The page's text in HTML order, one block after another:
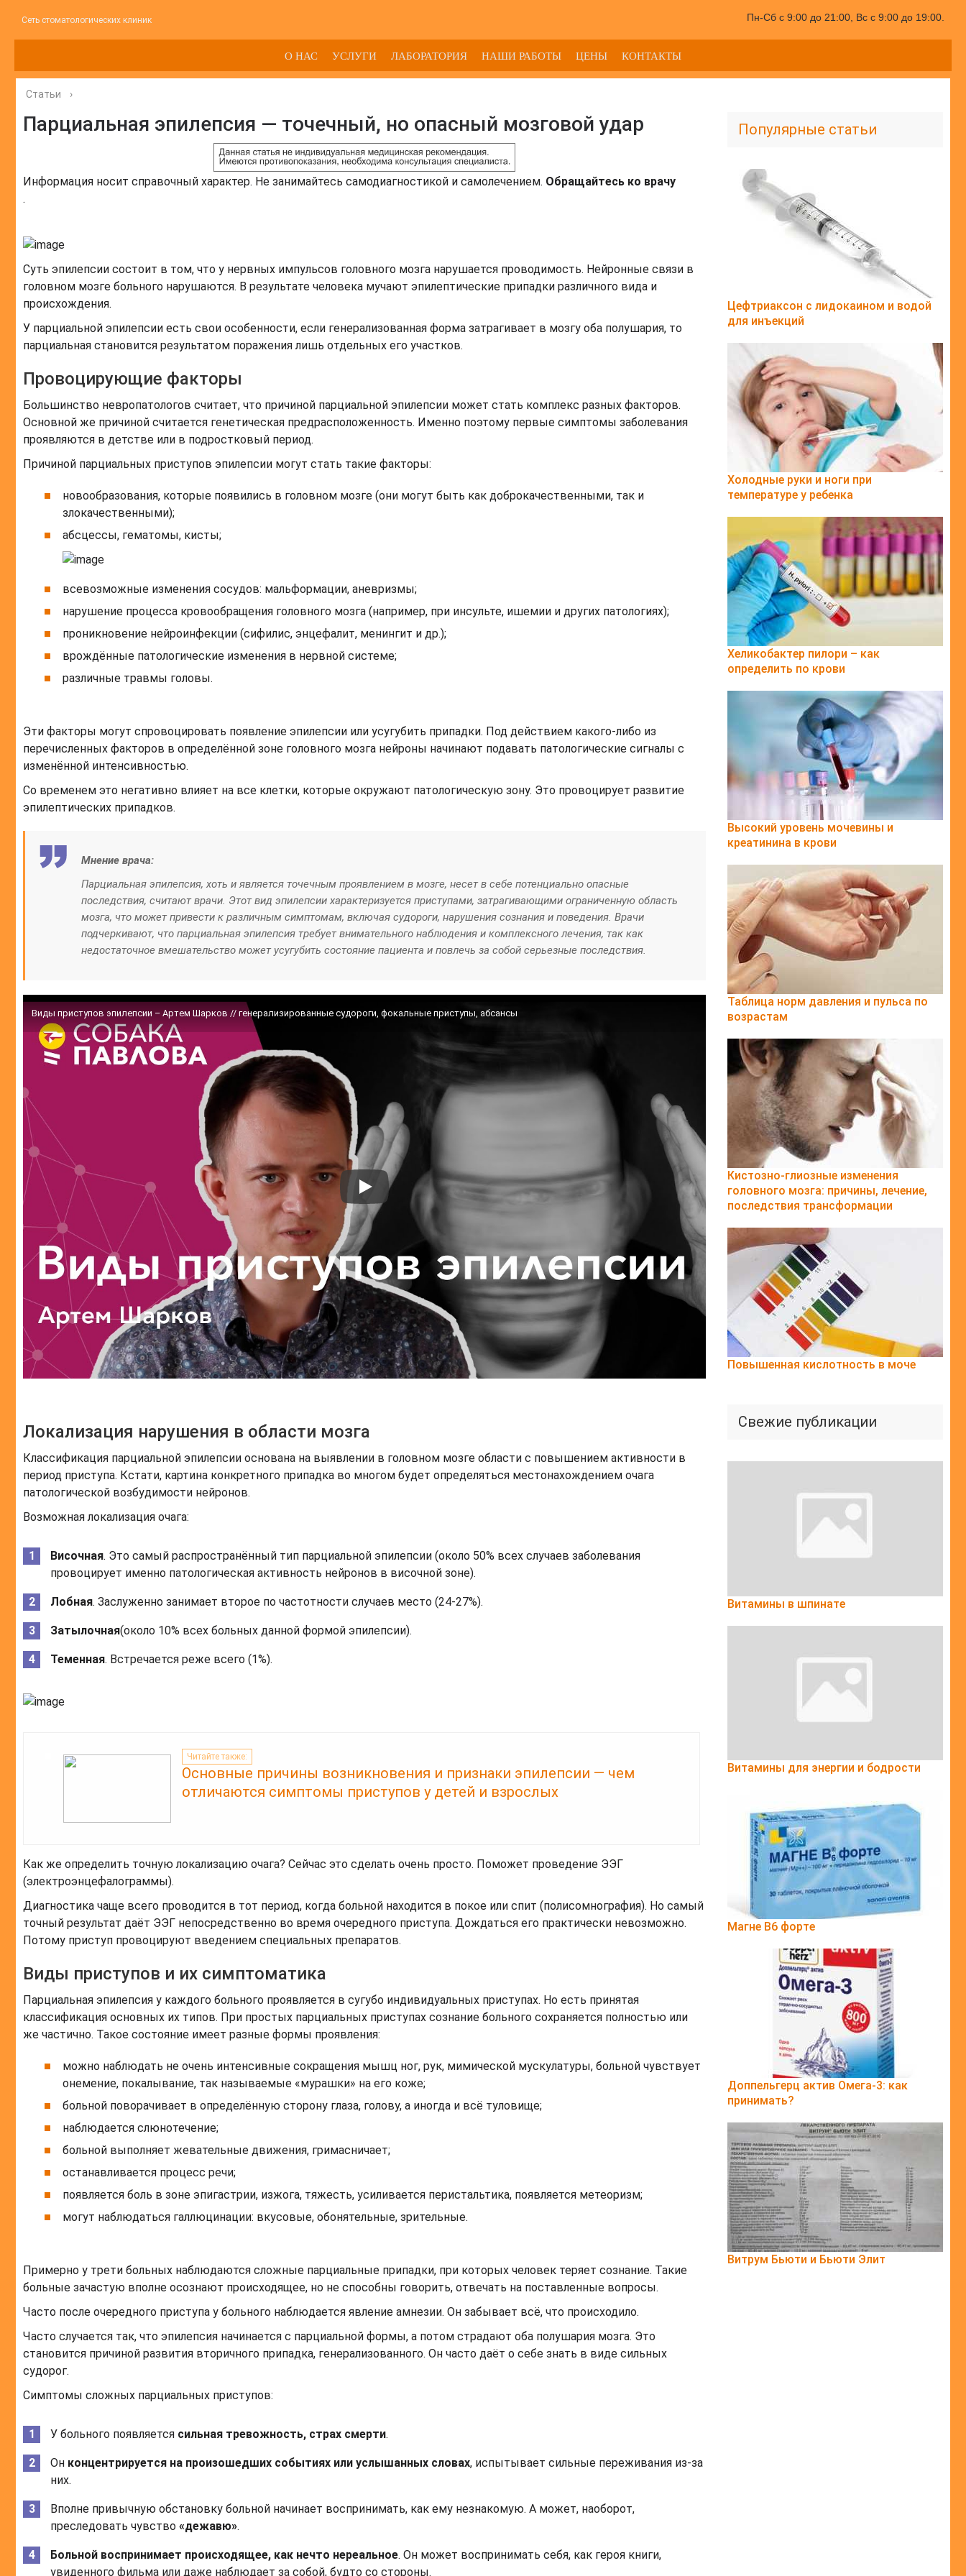
Сеть стоматологических клиник Пн-Сб с 9:00 до 21:00, Вс с 9:00 до 19:00.
О НАС УСЛУГИ ЛАБОРАТОРИЯ НАШИ РАБОТЫ ЦЕНЫ КОНТАКТЫ
Статьи ›
Парциальная эпилепсия — точечный, но опасный мозговой удар
Информация носит справочный характер. Не занимайтесь самодиагностикой и самолечением. Обращайтесь ко врачу
.
Суть эпилепсии состоит в том, что у нервных импульсов головного мозга нарушается проводимость. Нейронные связи в
головном мозге больного нарушаются. В результате человека мучают эпилептические припадки различного вида и
происхождения.
У парциальной эпилепсии есть свои особенности, если генерализованная форма затрагивает в мозгу оба полушария, то
парциальная становится результатом поражения лишь отдельных его участков.
Провоцирующие факторы
Большинство невропатологов считает, что причиной парциальной эпилепсии может стать комплекс разных факторов.
Основной же причиной считается генетическая предрасположенность. Именно поэтому первые симптомы заболевания
проявляются в детстве или в подростковый период.
Причиной парциальных приступов эпилепсии могут стать такие факторы:
новообразования, которые появились в головном мозге (они могут быть как доброкачественными, так и
злокачественными);
абсцессы, гематомы, кисты;
всевозможные изменения сосудов: мальформации, аневризмы;
нарушение процесса кровообращения головного мозга (например, при инсульте, ишемии и других патологиях);
проникновение нейроинфекции (сифилис, энцефалит, менингит и др.);
врождённые патологические изменения в нервной системе;
различные травмы головы.
Эти факторы могут спровоцировать появление эпилепсии или усугубить припадки. Под действием какого-либо из
перечисленных факторов в определённой зоне головного мозга нейроны начинают подавать патологические сигналы с
изменённой интенсивностью.
Со временем это негативно влияет на все клетки, которые окружают патологическую зону. Это провоцирует развитие
эпилептических припадков.
Мнение врача:
Парциальная эпилепсия, хоть и является точечным проявлением в мозге, несет в себе потенциально опасные
последствия, считают врачи. Этот вид эпилепсии характеризуется приступами, затрагивающими ограниченную область
мозга, что может привести к различным симптомам, включая судороги, нарушения сознания и поведения. Врачи
подчеркивают, что парциальная эпилепсия требует внимательного наблюдения и комплексного лечения, так как
недостаточное вмешательство может усугубить состояние пациента и повлечь за собой серьезные последствия.
Виды приступов эпилепсии – Артем Шарков // генерализированные судороги, фокальные приступы, абсансы
Локализация нарушения в области мозга
Классификация парциальной эпилепсии основана на выявлении в головном мозге области с повышением активности в
период приступа. Кстати, картина конкретного припадка во многом будет определяться местонахождением очага
патологической возбудимости нейронов.
Возможная локализация очага:
Височная. Это самый распространённый тип парциальной эпилепсии (около 50% всех случаев заболевания
провоцирует именно патологическая активность нейронов в височной зоне).
Лобная. Заслуженно занимает второе по частотности случаев место (24-27%).
Затылочная(около 10% всех больных данной формой эпилепсии).
Теменная. Встречается реже всего (1%).
Читайте также:
Основные причины возникновения и признаки эпилепсии — чем
отличаются симптомы приступов у детей и взрослых
Как же определить точную локализацию очага? Сейчас это сделать очень просто. Поможет проведение ЭЭГ
(электроэнцефалограммы).
Диагностика чаще всего проводится в тот период, когда больной находится в покое или спит (полисомнография). Но самый
точный результат даёт ЭЭГ непосредственно во время очередного приступа. Дождаться его практически невозможно.
Потому приступ провоцируют введением специальных препаратов.
Виды приступов и их симптоматика
Парциальная эпилепсия у каждого больного проявляется в сугубо индивидуальных приступах. Но есть принятая
классификация основных их типов. При простых парциальных приступах сознание больного сохраняется полностью или
же частично. Такое состояние имеет разные формы проявления:
можно наблюдать не очень интенсивные сокращения мышц ног, рук, мимической мускулатуры, больной чувствует
онемение, покалывание, так называемые «мурашки» на его коже;
больной поворачивает в определённую сторону глаза, голову, а иногда и всё туловище;
наблюдается слюнотечение;
больной выполняет жевательные движения, гримасничает;
останавливается процесс речи;
появляется боль в зоне эпигастрии, изжога, тяжесть, усиливается перистальтика, появляется метеоризм;
могут наблюдаться галлюцинации: вкусовые, обонятельные, зрительные.
Примерно у трети больных наблюдаются сложные парциальные припадки, при которых человек теряет сознание. Такие
больные зачастую вполне осознают происходящее, но не способны говорить, отвечать на поставленные вопросы.
Часто после очередного приступа у больного наблюдается явление амнезии. Он забывает всё, что происходило.
Часто случается так, что эпилепсия начинается с парциальной формы, а потом страдают оба полушария мозга. Это
становится причиной развития вторичного припадка, генерализованного. Он часто даёт о себе знать в виде сильных
судорог.
Симптомы сложных парциальных приступов:
У больного появляется сильная тревожность, страх смерти.
Он концентрируется на произошедших событиях или услышанных словах, испытывает сильные переживания из-за
них.
Вполне привычную обстановку больной начинает воспринимать, как ему незнакомую. А может, наоборот,
преследовать чувство «дежавю».
Больной воспринимает происходящее, как нечто нереальное. Он может воспринимать себя, как героя книги,
увиденного фильма или даже наблюдает за собой, будто со стороны.
Популярные статьи
Цефтриаксон с лидокаином и водой
для инъекций
Холодные руки и ноги при
температуре у ребенка
Хеликобактер пилори – как
определить по крови
Высокий уровень мочевины и
креатинина в крови
Таблица норм давления и пульса по
возрастам
Кистозно-глиозные изменения
головного мозга: причины, лечение,
последствия трансформации
Повышенная кислотность в моче
Свежие публикации
Витамины в шпинате
Витамины для энергии и бодрости
Магне B6 форте
Доппельгерц актив Омега-3: как
принимать?
Витрум Бьюти и Бьюти Элит